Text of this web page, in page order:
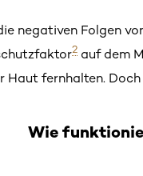
negativen Folgen
2 auf dem
Haut fernhalten.
Wie